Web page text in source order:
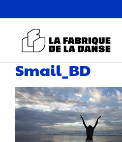
au
Smail_BD